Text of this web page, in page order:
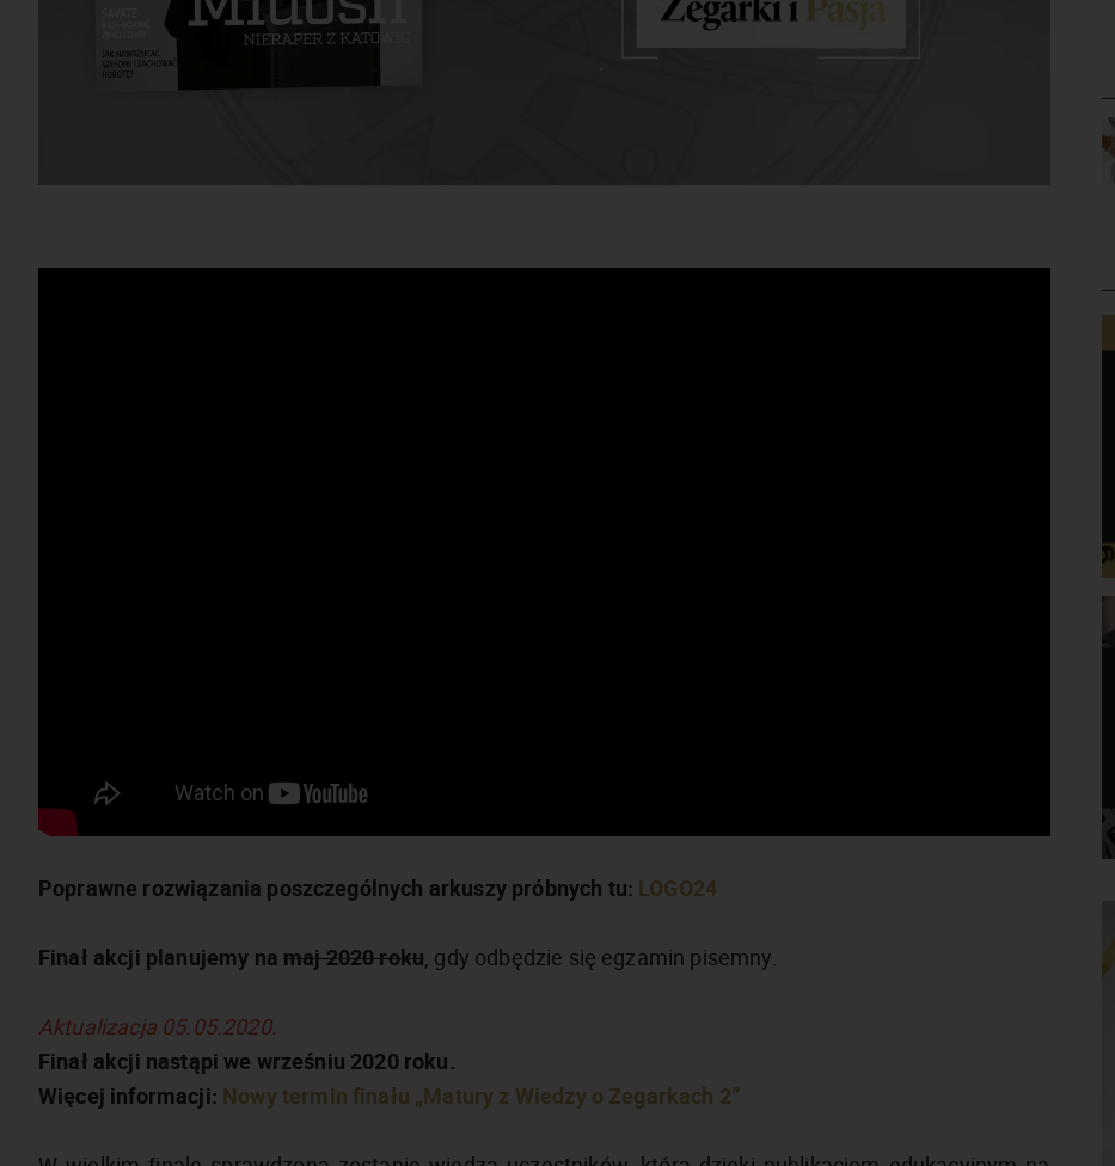
Poprawne rozwiązania poszczególnych arkuszy próbnych tu: LOGO24
Finał akcji planujemy namaj 2020 roku, gdy odbędzie się egzamin pisemny.
Aktualizacja 05.05.2020.
Finał akcji nastąpi we wrześniu 2020 roku.
Więcej informacji: Nowy termin finału „Matury z Wiedzy o Zegarkach 2”